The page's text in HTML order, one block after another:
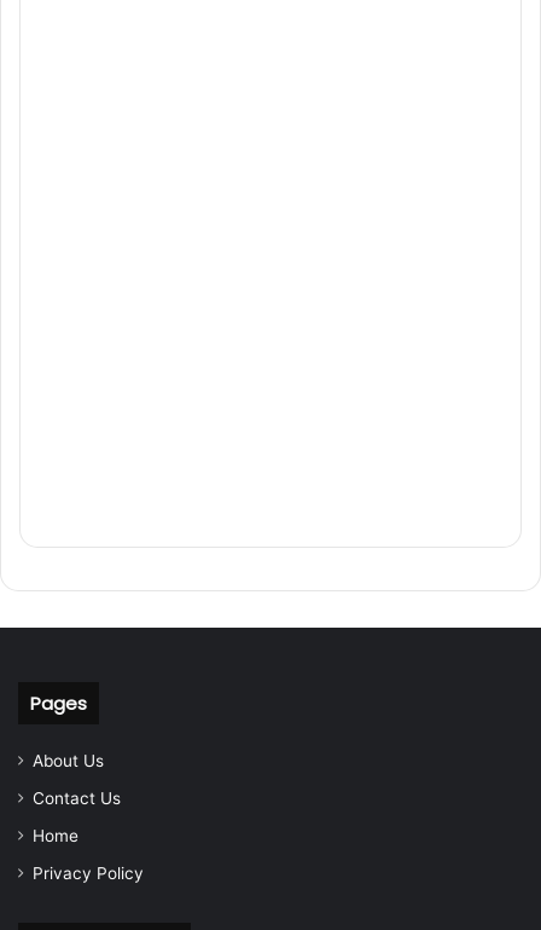
Pages
About Us
Contact Us
Home
Privacy Policy